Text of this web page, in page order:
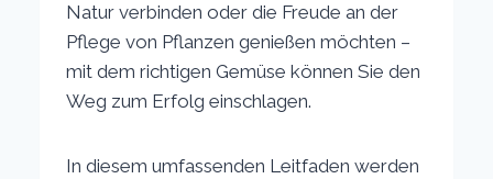
Natur verbinden oder die Freude an der
Pflege von Pflanzen genießen möchten –
mit dem richtigen Gemüse können Sie den
Weg zum Erfolg einschlagen.
In diesem umfassenden Leitfaden werden